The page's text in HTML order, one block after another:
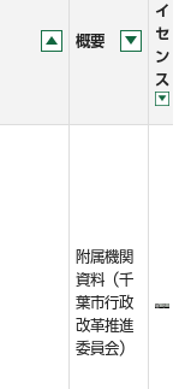
概要
イ
セ
ン
ス
附属機関
資料（千
葉市行政
改革推進
委員会）